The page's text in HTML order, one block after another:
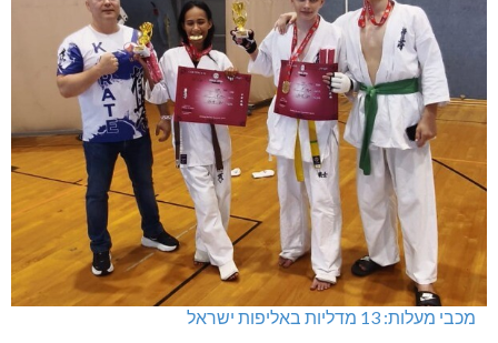
מעלות-תרשיחא: פסטיבל "באגליל - שכנים"